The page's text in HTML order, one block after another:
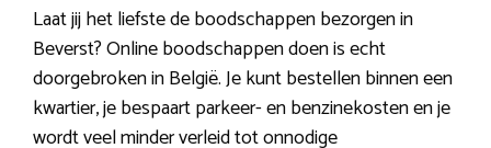
Laat jij het liefste de boodschappen bezorgen in
Beverst? Online boodschappen doen is echt
doorgebroken in België. Je kunt bestellen binnen een
kwartier, je bespaart parkeer- en benzinekosten en je
wordt veel minder verleid tot onnodige